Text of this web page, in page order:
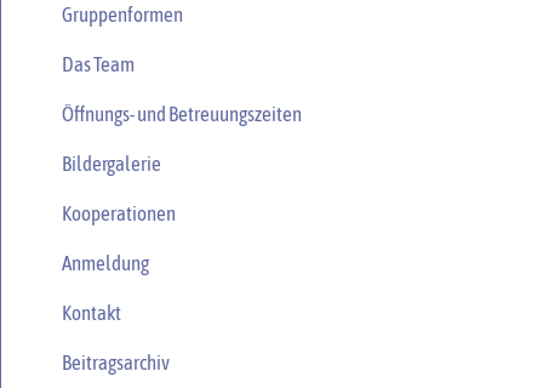
Gruppenformen
Das Team
Öffnungs- und Betreuungszeiten
Bildergalerie
Kooperationen
Anmeldung
Kontakt
Beitragsarchiv